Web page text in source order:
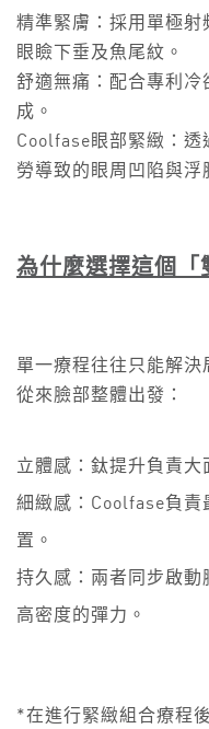
精準緊膚：採用單極射
眼瞼下垂及魚尾紋。
舒適無痛：配合專利
成。
Coolfase眼部緊緻：透
勞導致的眼周凹陷與浮
為什麼選擇這個「
單一療程往往只能解
從來臉部整體出發：
立體感：鈦提升負責大
細緻感：Coolfase負責
置。
持久感：兩者同步啟
高密度的彈力。
*在進行緊緻組合療程